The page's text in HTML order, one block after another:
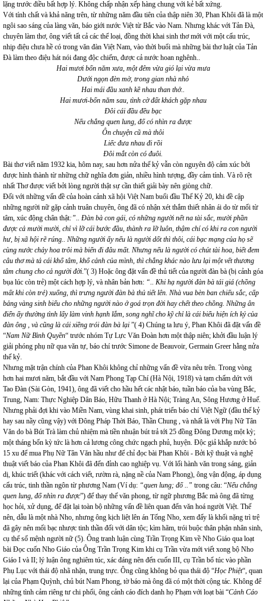
lặng trước điều bất hợp lý. Không chấp nhận xếp hàng chung với kẻ bất xứng.
Với tính chất và khả năng trên, từ những năm đầu tiên của thập niên 30, Phan Khôi đã là một
ngôi sao sáng của làng văn, báo giới nước Việt từ Bắc vào Nam. Nhưng khác với Tản Đà,
chuyên làm thơ, ông viết tất cả các thể loại, đồng thời khai sinh thơ mới với một cấu trúc,
nhịp điệu chưa hề có trong văn đàn Việt Nam, vào thời buổi mà những bài thơ luật của Tản
Đà làm theo điệu hát nói đang độc chiếm, được cả nước hoan nghênh..
Hai mươi bốn năm xưa, một đêm vừa gió lại vừa mưa
Dưới ngọn đèn mờ, trong gian nhà nhỏ
Hai mái đầu xanh kề nhau than thở..
Hai mươi-bốn năm sau, tình cờ đất khách gặp nhau
Đôi cái đầu đều bạc
Nếu chẳng quen lung, đố có nhìn ra được
Ôn chuyện cũ mà thôi
Liếc đưa nhau đi rồi
Đôi mắt còn có đuôi.
Bài thơ viết năm 1932 kia, hôm nay, sau hơn nửa thế kỷ vẫn còn nguyên độ cảm xúc bởi
được hình thành từ những chữ nghĩa đơn giản, nhiều hình tượng, đầy cảm tính. Và rõ rệt
nhất Thơ được viết bởi lòng người thật sự cần thiết giải bày nên giòng chữ.
Đối với những vấn đề của hoàn cảnh xã hội Việt Nam buổi đầu Thế Kỷ 20, khi đề cập
những người nữ gặp cảnh truân chuyên, ông đã có nhận xét thắm thiết nhân ái do từ mối từ
tâm, xúc động chân thật:”.. Đàn bà con gái, có những người nết na tài sắc, mười phần
được cả mười mười, chỉ vì lỡ cái bước đầu, thành ra lỡ luôn, thậm chí có khi ra con người
hư, bị xã hội rẽ rúng.. Những người ấy nếu là người dốt thì thôi, cái bạc mạng của họ sẽ
cùng nước chảy hoa trôi mà biến đi đâu mất. Nhưng nếu là người có chút tài hoa, biết đem
câu thơ mà tả cái khổ tâm, khổ cảnh của mình, thì chẳng khác nào lưu lại một vết thương
tâm chung cho cả người đời.”( 3) Hoặc ông đặt vấn đề thủ tiết của người đàn bà (bị cảnh góa
bụa lúc còn trẻ) một cách hợp lý, và nhân bản hơn: “.. Khi hạ người đàn bà tái giá (chồng
mất khi còn trẻ) xuống, thì trưng người đàn bà thủ tiết lên. Nhà vua bèn ban chiếu sắc, cấp
bảng vàng sinh biểu cho những người nào ở goá trọn đời hay chết theo chồng. Những ân
điển ấy thường tình lấy làm vinh hạnh lắm, song nghĩ cho kỹ chỉ là cái biểu hiện ích kỷ của
đàn ông , và cũng là cái xiềng trói đàn bà lại ”( 4) Chúng ta lưu ý, Phan Khôi đã đặt vấn đề
“Nam Nữ Bình Quyền“ trước nhóm Tự Lực Văn Đoàn hơn một thập niên; khởi đầu luận lý
giải phóng phụ nữ qua văn tự, báo chí trước Simone de Beauvoir, Germain Greer hằng nửa
thế kỷ.
Nhưng mặt trận chính của Phan Khôi không chỉ những vấn đề vừa nêu trên. Trong vòng
hơn hai mươi năm, bắt đầu với Nam Phong Tạp Chí (Hà Nội, 1918) và tạm chấm dứt với
Tao Đàn (Sài Gòn, 1941), ông đã viết cho hầu hết các nhật báo, tuần báo của ba vùng Bắc,
Trung, Nam: Thực Nghiệp Dân Báo, Hữu Thanh ở Hà Nội; Tràng An, Sông Hương ở Huế.
Nhưng phải đợi khi vào Miền Nam, vùng khai sinh, phát triển báo chí Việt Ngữ (đầu thế kỷ
hay sau nầy cũng vậy) với Đông Pháp Thời Báo, Thần Chung , và nhất là với Phụ Nữ Tân
Văn do bà Bút Trà làm chủ nhiệm mà tiền nhuận bút trả tới 25 đồng Đông Dương một kỳ;
một tháng bốn kỳ tức là hơn cả lương công chức ngạch phủ, huyện. Độc giả khắp nước bỏ
15 xu để mua Phụ Nữ Tân Văn hầu như để chỉ đọc bài Phan Khôi - Bởi kỹ thuật và nghệ
thuật viết báo của Phan Khôi đã đến đỉnh cao nghiệp vụ. Với lối hành văn trong sáng, giản
dị, khúc triết (khác với cách viết, rườm rà, nặng nề của Nam Phong), ông vận động, áp dụng
cấu trúc, tinh thần ngôn từ phương Nam (Ví dụ: “quen lung; đố ..” trong câu: “Nếu chẳng
quen lung, đố nhìn ra được”) để thay thế văn phong, từ ngữ phương Bắc mà ông đã từng
học hỏi, xử dụng, để đặt lại toàn bộ những vấn đề liên quan đến văn hoá người Việt. Thế
nên, dẫu là một nhà Nho, nhưng ông kịch liệt lên án Tống Nho, xem đấy là khối nặng trì trệ
đã gây nên mối bạc nhược tinh thần đối với dân tộc; kìm hãm, trói buộc thân phận nhân sinh,
cụ thể số mệnh người nữ (5). Ông tranh luận cùng Trần Trọng Kim về Nho Giáo qua loạt
bài Đọc cuốn Nho Giáo của Ông Trần Trọng Kim khi cụ Trần vừa mới viết xong bộ Nho
Giáo I và II; lý luận ông nghiêm túc, xác đáng nên đến cuốn III, cụ Trần bổ túc vào phần
Phụ Lục với thái độ nhã nhặn, trung trực. Ông cũng không bỏ qua thái độ “Học Phiệt“, quan
lại của Phạm Quỳnh, chủ bút Nam Phong, tờ báo mà ông đã có một thời cộng tác. Không để
những tình cảm riêng tư chi phối, ông cảnh cáo đích danh họ Phạm với loạt bài “Cảnh Cáo